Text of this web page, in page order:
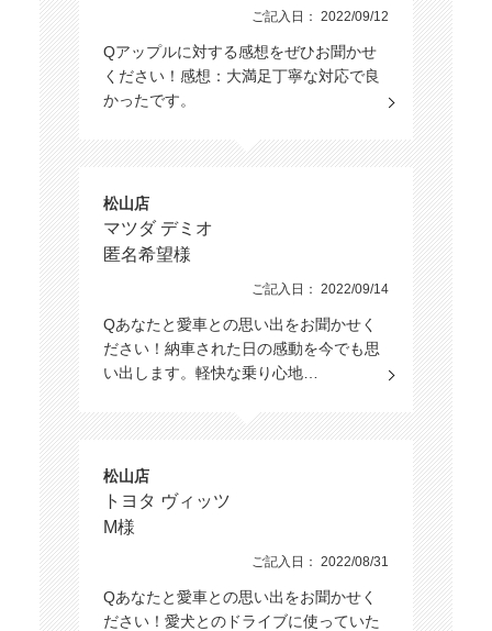
ご記入日： 2022/09/12
Qアップルに対する感想をぜひお聞かせ
ください！感想：大満足丁寧な対応で良
かったです。
松山店
マツダ デミオ
匿名希望様
ご記入日： 2022/09/14
Qあなたと愛車との思い出をお聞かせく
ださい！納車された日の感動を今でも思
い出します。軽快な乗り心地…
松山店
トヨタ ヴィッツ
M様
ご記入日： 2022/08/31
Qあなたと愛車との思い出をお聞かせく
ださい！愛犬とのドライブに使っていた